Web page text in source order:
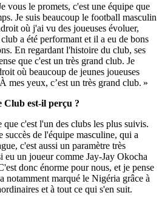
vous le promets, c'est une équipe que
Je suis beaucoup le football masculin
où j'ai vu des joueuses évoluer,
a été performant et il a eu de bons
En regardant l'histoire du club, ses
que c'est un très grand club. Je
où beaucoup de jeunes joueuses
mes yeux, c’est un très grand club. »
Club est-il perçu ?
c'est l'un des clubs les plus suivis.
succès de l'équipe masculine, qui a
c'est aussi un paramètre très
eu un joueur comme Jay-Jay Okocha
donc énorme pour nous, et je pense
notamment marqué le Nigéria grâce à
et à tout ce qui s'en suit.